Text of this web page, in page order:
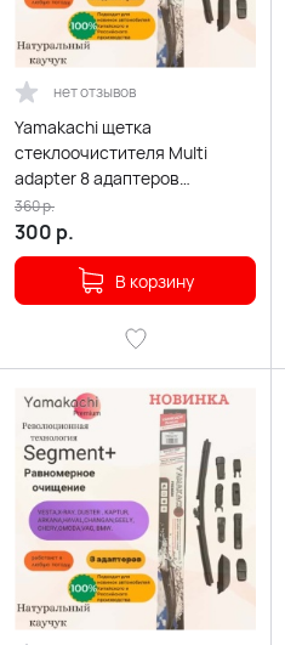
нет отзывов
Yamakachi щетка
стеклоочистителя Multi
adapter 8 адаптеров
бескаркасная 350мм
300 р.
360р.
В корзину